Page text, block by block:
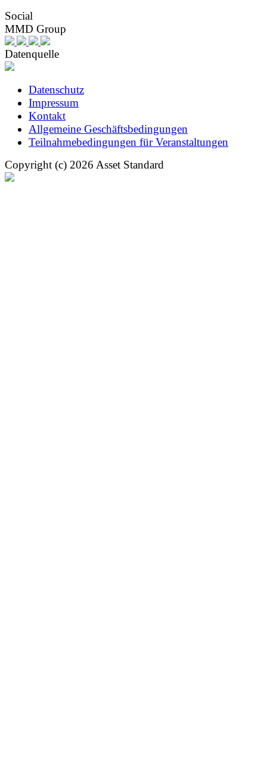
Social
MMD Group
Datenquelle
Datenschutz
Impressum
Kontakt
Allgemeine Geschäftsbedingungen
Teilnahmebedingungen für Veranstaltungen
Copyright (c) 2026 Asset Standard